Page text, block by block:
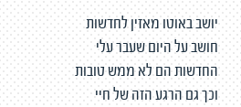
יושב באוטו מאזין לחדשות
חושב על היום שעבר עלי
החדשות הם לא ממש טובות
וכך גם הרגע הזה של חיי